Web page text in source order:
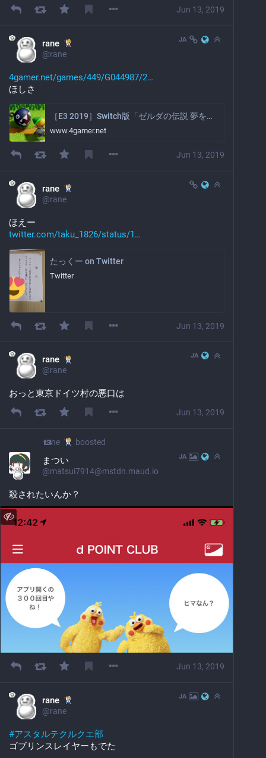
Jun 13, 2019
rane
@rane
JA
4gamer.net/games/449/G044987/2
ほしさ
［E3 2019］Switch版「ゼルダの伝説 夢をみる島」プレイレポート。26年の時を経てどのように生まれ変わったかを確かめてきた
www.4gamer.net
Jun 13, 2019
rane
@rane
ほえー
twitter.com/taku_1826/status/1
たっくー on Twitter
Twitter
Jun 13, 2019
rane
@rane
JA
おっと東京ドイツ村の悪口は
Jun 13, 2019
rane boosted
まつい
@matsui7914@mstdn.maud.io
JA
殺されたいんか？
Jun 13, 2019
rane
@rane
JA
#アスタルテクルクエ部
ゴブリンスレイヤーもでた